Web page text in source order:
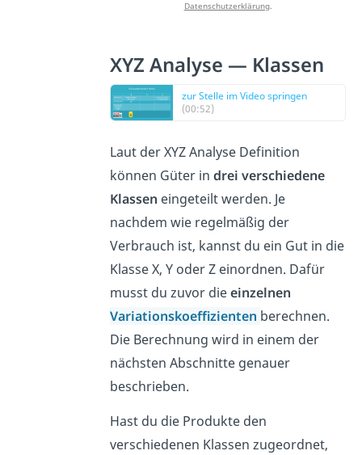
Datenschutzerklärung.
XYZ Analyse — Klassen
zur Stelle im Video springen
(00:52)
Laut der XYZ Analyse Definition
können Güter indrei verschiedene
Klassen eingeteilt werden. Je
nachdem wie regelmäßig der
Verbrauch ist, kannst du ein Gut in die
Klasse X, Y oder Z einordnen. Dafür
musst du zuvor dieeinzelnen
Variationskoeffizienten berechnen.
Die Berechnung wird in einem der
nächsten Abschnitte genauer
beschrieben.
Hast du die Produkte den
verschiedenen Klassen zugeordnet,